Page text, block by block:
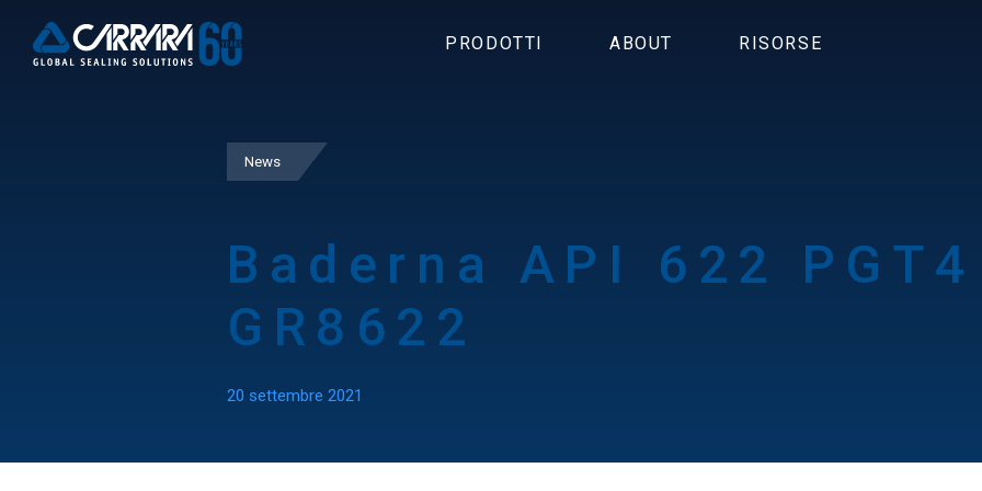
PRODOTTI ABOUT RISORSE
News
Baderna API 622 PGT4
GR8622
20 settembre 2021